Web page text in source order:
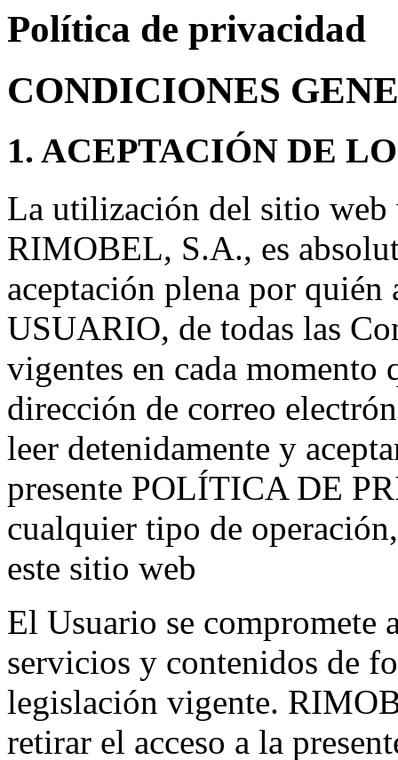
Política de privacidad
CONDICIONES
1. ACEPTACIÓN DE
La utilización del sitio
RIMOBEL, S.A., es
aceptación plena por quién
USUARIO, de todas las
vigentes en cada momento
dirección de correo
leer detenidamente y
presente POLÍTICA DE
cualquier tipo de
este sitio web
El Usuario se compromete
servicios y contenidos de
legislación vigente.
retirar el acceso a la